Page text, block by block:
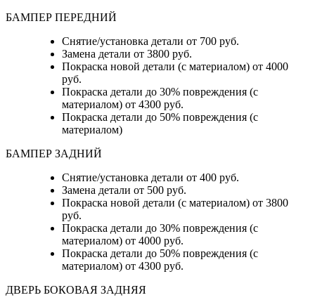
БАМПЕР ПЕРЕДНИЙ
Снятие/установка детали от 700 руб.
Замена детали от 3800 руб.
Покраска новой детали (с материалом) от 4000
руб.
Покраска детали до 30% повреждения (с
материалом) от 4300 руб.
Покраска детали до 50% повреждения (с
материалом)
БАМПЕР ЗАДНИЙ
Снятие/установка детали от 400 руб.
Замена детали от 500 руб.
Покраска новой детали (с материалом) от 3800
руб.
Покраска детали до 30% повреждения (с
материалом) от 4000 руб.
Покраска детали до 50% повреждения (с
материалом) от 4300 руб.
ДВЕРЬ БОКОВАЯ ЗАДНЯЯ